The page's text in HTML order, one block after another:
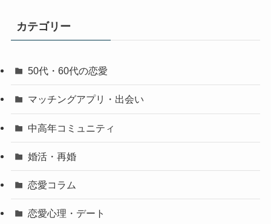
カテゴリー
50代・60代の恋愛
マッチングアプリ・出会い
中高年コミュニティ
婚活・再婚
恋愛コラム
恋愛心理・デート